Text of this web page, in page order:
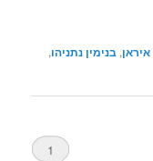
איראן,בנימין נתניהו,
1